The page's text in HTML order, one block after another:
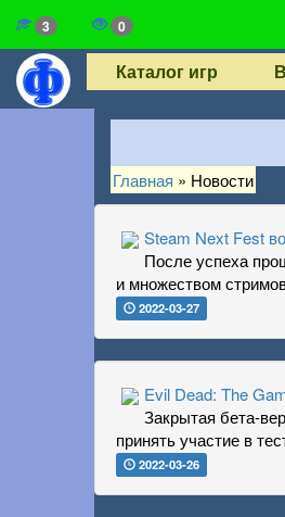
3 0
Каталог игр
Главная » Новости
Steam Next Fest
После успеха
и множеством
2022-03-27
Evil Dead: The
Закрытая бета-
принять участие в
2022-03-26